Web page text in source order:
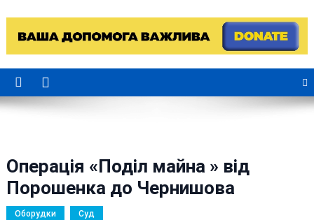
Ми Вінничани
Операція «Поділ майна » від
Порошенка до Чернишова
Оборудки Суд